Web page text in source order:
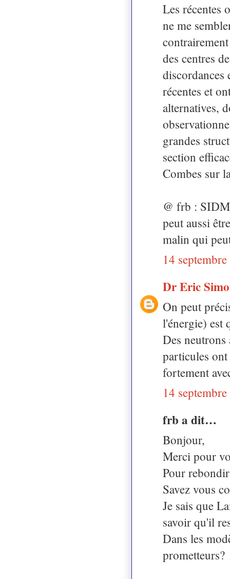
Les récentes
ne me
des centres
discordances
récentes et
alternatives,
grandes
section
Combes sur
@ frb :
peut aussi
malin qui
14
Dr Eric
On peut
l'énergie) est
Des neutrons
particules
fortement
14
frb a dit…
Bonjour,
Merci pour
Pour
Savez vous
Je sais que
savoir qu'il
Dans les
prometteurs?